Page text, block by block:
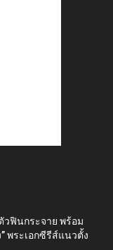
ฟินกระจาย พร้อม
พระเอกซีรีส์แนวตั้ง